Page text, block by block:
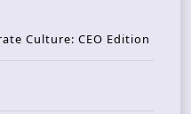
Culture: CEO Edition